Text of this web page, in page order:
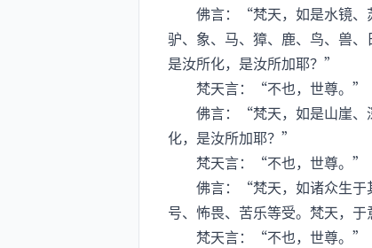
佛言：“梵天，如是水镜、苏
驴、象、马、獐、鹿、鸟、兽
是汝所化，是汝所加耶？”
梵天言：“不也，世尊。”
佛言：“梵天，如是山崖、深
化，是汝所加耶？”
梵天言：“不也，世尊。”
佛言：“梵天，如诸众生于其
号、怖畏、苦乐等受。梵天，
梵天言：“不也，世尊。”